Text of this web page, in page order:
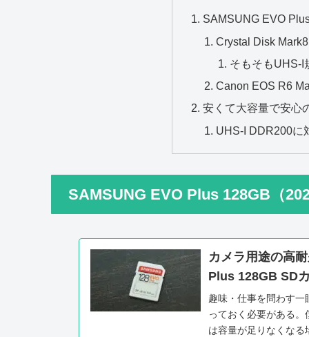
SAMSUNG EVO
Crystal Disk
そもそもUHS-I
Canon EOS R6
安くて大容量で安心
UHS-I DDR200に
SAMSUNG EVO Plus 128GB（
カメラ用途の高
Plus 128GB SD
趣味・仕事を問わす
っておく必要がある
は容量が足りなくな